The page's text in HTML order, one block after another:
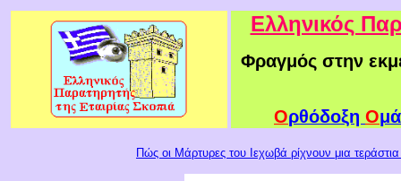
Ελληνικός
Φραγμός στην
Ορθόδοξη Ο
Πώς οι Μάρτυρες του Ιεχωβά ρίχνουν μια